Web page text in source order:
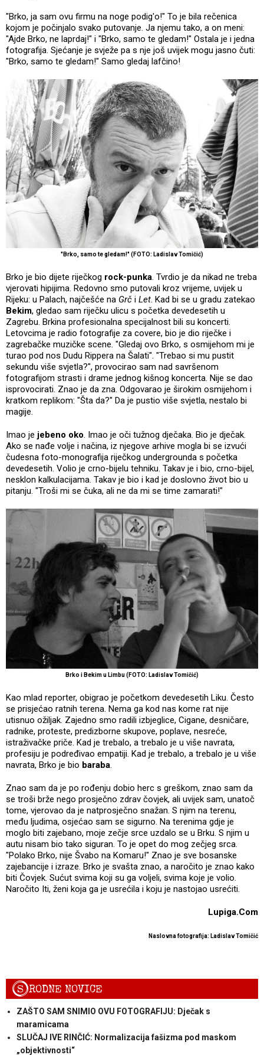
"Brko, ja sam ovu firmu na noge podig'o!" To je bila rečenica
kojom je počinjalo svako putovanje. Ja njemu tako, a on meni:
"Ajde Brko, ne laprdaj!" i "Brko, samo te gledam!" Ostala je i jedna
fotografija. Sjećanje je svježe pa s nje još uvijek mogu jasno čuti:
"Brko, samo te gledam!" Samo gledaj lafčino!
"Brko, samo te gledam!" (FOTO: Ladislav Tomičić)
Brko je bio dijete riječkog rock-punka. Tvrdio je da nikad ne treba
vjerovati hipijima. Redovno smo putovali kroz vrijeme, uvijek u
Rijeku: u Palach, najčešće na Grč i Let. Kad bi se u gradu zatekao
Bekim, gledao sam riječku ulicu s početka devedesetih u
Zagrebu. Brkina profesionalna specijalnost bili su koncerti.
Letovcima je radio fotografije za covere, bio je dio riječke i
zagrebačke muzičke scene. "Gledaj ovo Brko, s osmijehom mi je
turao pod nos Dudu Rippera na Šalati". "Trebao si mu pustit
sekundu više svjetla?", provocirao sam nad savršenom
fotografijom strasti i drame jednog kišnog koncerta. Nije se dao
isprovocirati. Znao je da zna. Odgovarao je širokim osmijehom i
kratkom replikom: "Šta da?" Da je pustio više svjetla, nestalo bi
magije.
Imao je jebeno oko. Imao je oči tužnog dječaka. Bio je dječak.
Ako se nađe volje i načina, iz njegove arhive mogla bi se izvući
čudesna foto-monografija riječkog undergrounda s početka
devedesetih. Volio je crno-bijelu tehniku. Takav je i bio, crno-bijel,
nesklon kalkulacijama. Takav je bio i kad je doslovno život bio u
pitanju. "Troši mi se čuka, ali ne da mi se time zamarati!"
Brko i Bekim u Limbu (FOTO: Ladislav Tomičić)
Kao mlad reporter, obigrao je početkom devedesetih Liku. Često
se prisjećao ratnih terena. Nema ga kod nas kome rat nije
utisnuo ožiljak. Zajedno smo radili izbjeglice, Cigane, desničare,
radnike, proteste, predizborne skupove, poplave, nesreće,
istraživačke priče. Kad je trebalo, a trebalo je u više navrata,
profesiju je podređivao empatiji. Kad je trebalo, a trebalo je u više
navrata, Brko je bio baraba.
Znao sam da je po rođenju dobio herc s greškom, znao sam da
se troši brže nego prosječno zdrav čovjek, ali uvijek sam, unatoč
tome, vjerovao da je natprosječno snažan. S njim na terenu,
među ljudima, osjećao sam se sigurno. Na terenima gdje je
moglo biti zajebano, moje zečje srce uzdalo se u Brku. S njim u
autu nisam bio tako siguran. To je opet do mog zečjeg srca.
"Polako Brko, nije Švabo na Komaru!" Znao je sve bosanske
zajebancije i izraze. Brko je svašta znao, a naročito je znao kako
biti Čovjek. Sućut svima koji su ga voljeli, svima koje je volio.
Naročito Iti, ženi koja ga je usrećila i koju je nastojao usrećiti.
Lupiga.Com
Naslovna fotografija: Ladislav Tomičić
SRODNE NOVICE
ZAŠTO SAM SNIMIO OVU FOTOGRAFIJU: Dječak s
maramicama
SLUČAJ IVE RINČIĆ: Normalizacija fašizma pod maskom
„objektivnosti“